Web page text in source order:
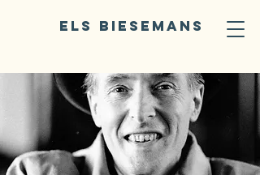
ELS BIESEMANS